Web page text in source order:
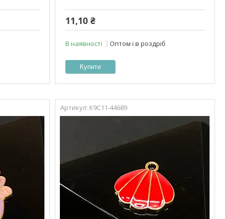
11,10 ₴
В наявності Оптом і в роздріб
Купити
К9С11-44689